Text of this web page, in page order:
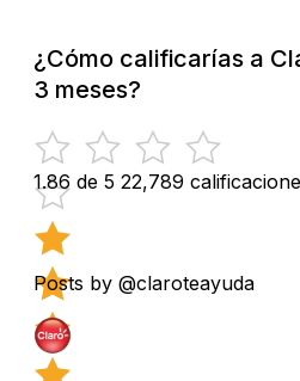
¿Cómo calificarías a
3 meses?
1.86 de 5 22,789
Posts by @claroteayuda